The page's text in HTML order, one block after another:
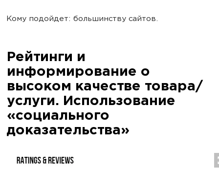
Кому подойдет: большинству сайтов.
Рейтинги и
информирование о
высоком качестве товара/
услуги. Использование
«социального
доказательства»